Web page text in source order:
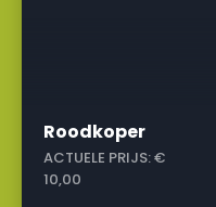
Roodkoper
ACTUELE PRIJS:€
10,00